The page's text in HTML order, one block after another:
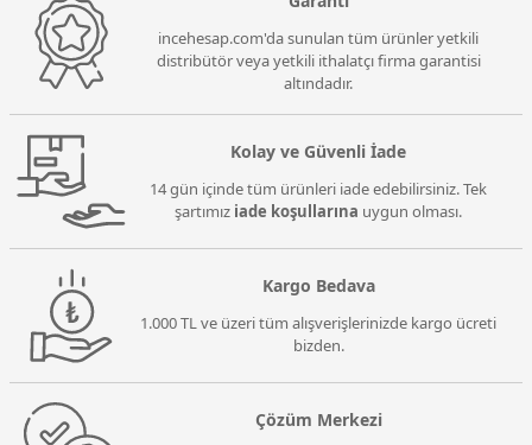
incehesap.com'da sunulan tüm ürünler yetkili
distribütör veya yetkili ithalatçı firma garantisi
altındadır.
Kolay ve Güvenli İade
14 gün içinde tüm ürünleri iade edebilirsiniz. Tek
şartımız iade koşullarına uygun olması.
Kargo Bedava
1.000 TL ve üzeri tüm alışverişlerinizde kargo ücreti
bizden.
Çözüm Merkezi